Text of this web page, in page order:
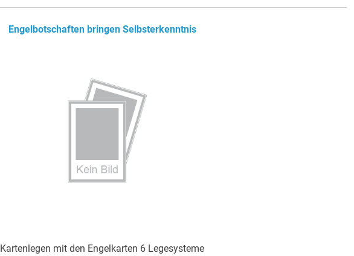
Engelbotschaften bringen Selbsterkenntnis
Kartenlegen mit den Engelkarten 6 Legesysteme